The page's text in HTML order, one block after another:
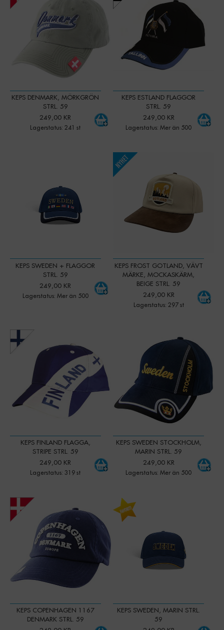
KEPS DENMARK, MÖRKGRÖN
STRL. 59
249,00 KR
Lagerstatus: 241 st
KEPS ESTLAND FLAGGOR
STRL. 59
249,00 KR
Lagerstatus: Mer än 500
KEPS SWEDEN + FLAGGOR
STRL. 59
249,00 KR
Lagerstatus: Mer än 500
KEPS FROST GOTLAND, VÄVT
MÄRKE, MOCKASKÄRM,
BEIGE STRL. 59
249,00 KR
Lagerstatus: 297 st
Qty:
KEPS FINLAND FLAGGA,
STRIPE STRL. 59
249,00 KR
Lagerstatus: 319 st
Qty:
KEPS SWEDEN STOCKHOLM,
MARIN STRL. 59
249,00 KR
Lagerstatus: Mer än 500
+
KEPS COPENHAGEN 1167
DENMARK STRL. 59
Qty:
KEPS SWEDEN, MARIN STRL.
59
Qty: